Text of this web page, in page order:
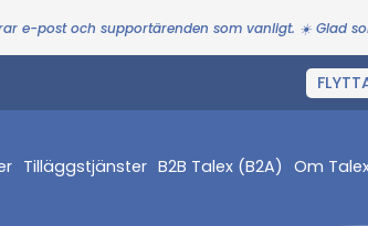
e-post och supportärenden som vanligt. ☀️ Glad
Tilläggstjänster B2B Talex (B2A) Om